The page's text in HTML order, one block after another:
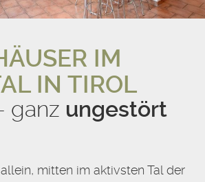
IM
IN TIROL
ganz ungestört
mitten im aktivsten Tal der